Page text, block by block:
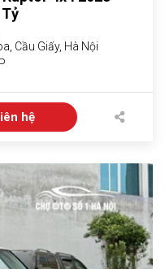
Cầu Giấy, Hà Nội
hệ